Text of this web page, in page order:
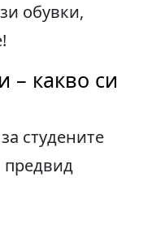
обувки,
– какво си
студените
предвид